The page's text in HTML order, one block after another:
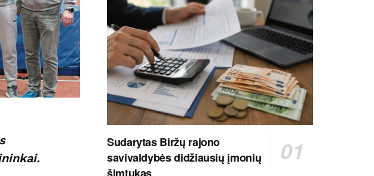
Sudarytas Biržų rajono
savivaldybės didžiausių įmonių
šimtukas